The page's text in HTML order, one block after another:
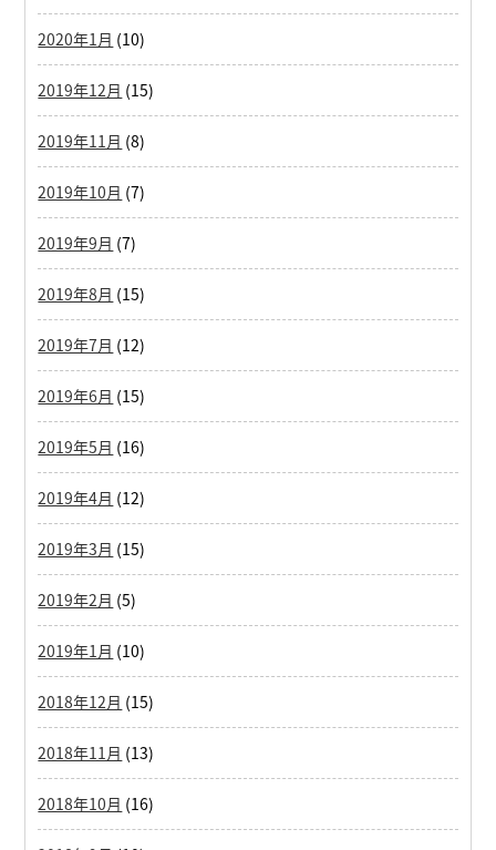
2020年1月 (10)
2019年12月 (15)
2019年11月 (8)
2019年10月 (7)
2019年9月 (7)
2019年8月 (15)
2019年7月 (12)
2019年6月 (15)
2019年5月 (16)
2019年4月 (12)
2019年3月 (15)
2019年2月 (5)
2019年1月 (10)
2018年12月 (15)
2018年11月 (13)
2018年10月 (16)